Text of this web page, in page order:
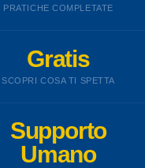
PRATICHE COMPLETATE
Gratis
SCOPRI COSA TI SPETTA
Supporto
Umano